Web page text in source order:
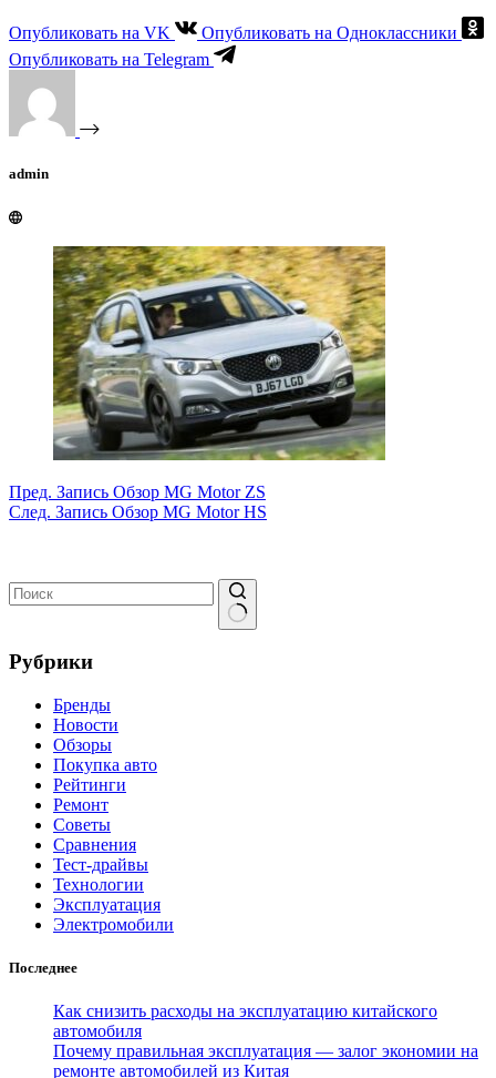
Опубликовать на VK
Опубликовать на Одноклассники
Опубликовать на Telegram
admin
Пред. Запись Обзор MG Motor ZS
След. Запись Обзор MG Motor HS
не
найдено
Рубрики
Бренды
Новости
Обзоры
Покупка авто
Рейтинги
Ремонт
Советы
Сравнения
Тест-драйвы
Технологии
Эксплуатация
Электромобили
Последнее
Как снизить расходы на эксплуатацию китайского
автомобиля
Почему правильная эксплуатация — залог экономии на
ремонте автомобилей из Китая